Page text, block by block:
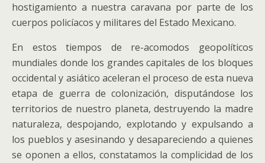
hostigamiento a nuestra caravana por parte de los
cuerpos policíacos y militares del Estado Mexicano.
En estos tiempos de re-acomodos geopolíticos
mundiales donde los grandes capitales de los bloques
occidental y asiático aceleran el proceso de esta nueva
etapa de guerra de colonización, disputándose los
territorios de nuestro planeta, destruyendo la madre
naturaleza, despojando, explotando y expulsando a
los pueblos y asesinando y desapareciendo a quienes
se oponen a ellos, constatamos la complicidad de los